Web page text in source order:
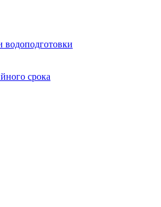
водоподготовки
срока